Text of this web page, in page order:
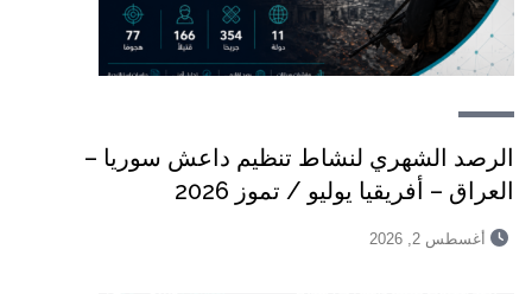
الرصد الشهري لنشاط تنظيم داعش سوريا –
العراق – أفريقيا يوليو / تموز 2026
أغسطس 2, 2026